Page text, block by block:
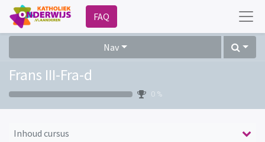
FAQ
Nav
Frans III-Fra-d
0 %
Inhoud cursus